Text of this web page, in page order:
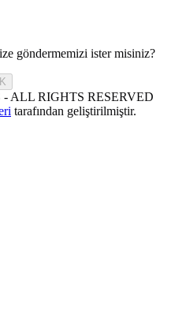
göndermemizi ister misiniz?
ALL RIGHTS RESERVED
tarafından geliştirilmiştir.